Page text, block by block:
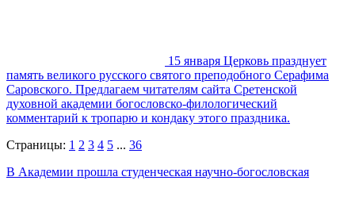
15 января Церковь празднует
память великого русского святого преподобного Серафима
Саровского. Предлагаем читателям сайта Сретенской
духовной академии богословско-филологический
комментарий к тропарю и кондаку этого праздника.
Страницы: 1 2 3 4 5 ... 36
В Академии прошла студенческая научно-богословская